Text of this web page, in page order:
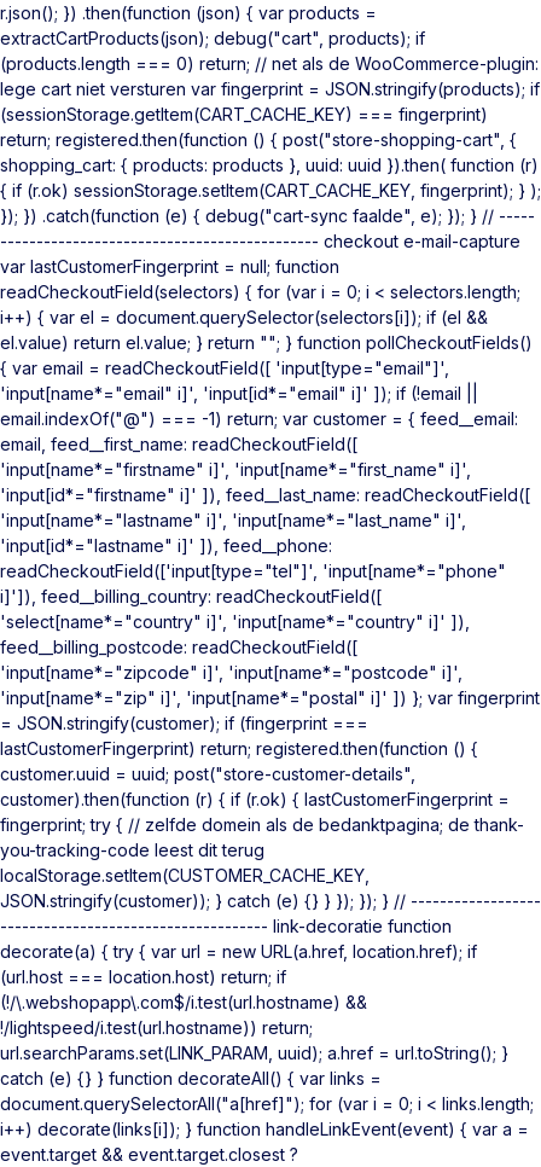
r.json(); }) .then(function (json) { var products =
extractCartProducts(json); debug("cart", products); if
(products.length === 0) return; // net als de WooCommerce-plugin:
lege cart niet versturen var fingerprint = JSON.stringify(products); if
(sessionStorage.getItem(CART_CACHE_KEY) === fingerprint)
return; registered.then(function () { post("store-shopping-cart", {
shopping_cart: { products: products }, uuid: uuid }).then( function (r)
{ if (r.ok) sessionStorage.setItem(CART_CACHE_KEY, fingerprint); } );
}); }) .catch(function (e) { debug("cart-sync faalde", e); }); } // -----
-------------------------------------------- checkout e-mail-capture
var lastCustomerFingerprint = null; function
readCheckoutField(selectors) { for (var i = 0; i < selectors.length;
i++) { var el = document.querySelector(selectors[i]); if (el &&
el.value) return el.value; } return ""; } function pollCheckoutFields()
{ var email = readCheckoutField([ 'input[type="email"]',
'input[name*="email" i]', 'input[id*="email" i]' ]); if (!email ||
email.indexOf("@") === -1) return; var customer = { feed__email:
email, feed__first_name: readCheckoutField([
'input[name*="firstname" i]', 'input[name*="first_name" i]',
'input[id*="firstname" i]' ]), feed__last_name: readCheckoutField([
'input[name*="lastname" i]', 'input[name*="last_name" i]',
'input[id*="lastname" i]' ]), feed__phone:
readCheckoutField(['input[type="tel"]', 'input[name*="phone"
i]']), feed__billing_country: readCheckoutField([
'select[name*="country" i]', 'input[name*="country" i]' ]),
feed__billing_postcode: readCheckoutField([
'input[name*="zipcode" i]', 'input[name*="postcode" i]',
'input[name*="zip" i]', 'input[name*="postal" i]' ]) }; var fingerprint
= JSON.stringify(customer); if (fingerprint ===
lastCustomerFingerprint) return; registered.then(function () {
customer.uuid = uuid; post("store-customer-details",
customer).then(function (r) { if (r.ok) { lastCustomerFingerprint =
fingerprint; try { // zelfde domein als de bedanktpagina; de thank-
you-tracking-code leest dit terug
localStorage.setItem(CUSTOMER_CACHE_KEY,
JSON.stringify(customer)); } catch (e) {} } }); }); } // ------------------
------------------------------------- link-decoratie function
decorate(a) { try { var url = new URL(a.href, location.href); if
(url.host === location.host) return; if
(!/\.webshopapp\.com$/i.test(url.hostname) &&
!/lightspeed/i.test(url.hostname)) return;
url.searchParams.set(LINK_PARAM, uuid); a.href = url.toString(); }
catch (e) {} } function decorateAll() { var links =
document.querySelectorAll("a[href]"); for (var i = 0; i < links.length;
i++) decorate(links[i]); } function handleLinkEvent(event) { var a =
event.target && event.target.closest ?